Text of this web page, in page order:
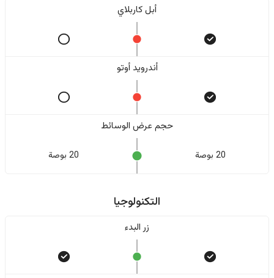
أبل كاربلاي
أندرويد أوتو
حجم عرض الوسائط
20 بوصة 20 بوصة
التكنولوجيا
زر البدء